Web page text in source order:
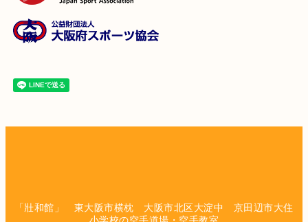
「壯和館」 東大阪市横枕 大阪市北区大淀中 京田辺市大住